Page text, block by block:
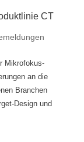
CT
Mikrofokus-
an die
Branchen
Design und